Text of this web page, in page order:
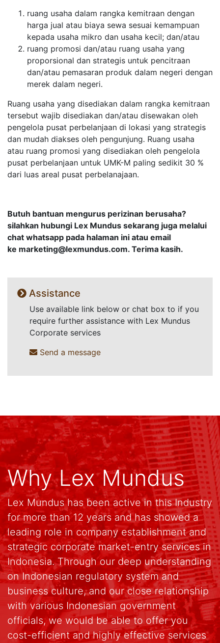
ruang usaha dalam rangka kemitraan dengan
harga jual atau biaya sewa sesuai kemampuan
kepada usaha mikro dan usaha kecil; dan/atau
ruang promosi dan/atau ruang usaha yang
proporsional dan strategis untuk pencitraan
dan/atau pemasaran produk dalam negeri dengan
merek dalam negeri.
Ruang usaha yang disediakan dalam rangka kemitraan
tersebut wajib disediakan dan/atau disewakan oleh
pengelola pusat perbelanjaan di lokasi yang strategis
dan mudah diakses oleh pengunjung. Ruang usaha
atau ruang promosi yang disediakan oleh pengelola
pusat perbelanjaan untuk UMK-M paling sedikit 30 %
dari luas areal pusat perbelanajaan.
Butuh bantuan mengurus perizinan berusaha?
silahkan hubungi Lex Mundus sekarang juga melalui
chat whatsapp pada halaman ini atau email
ke marketing@lexmundus.com. Terima kasih.
Assistance
Use available link below or chat box to if you
require further assistance with Lex Mundus
Corporate services
Send a message
Why Lex Mundus
Lex Mundus has been active in this Industry
for more than 12 years and has showed a
leading role in company establishment and
strategic corporate market-entry services in
Indonesia. Through our deep understanding
on Indonesian regulatory system and
business culture, and our close relationship
with various Indonesian government
officials, we would be able to offer you
cost-efficient and highly effective services